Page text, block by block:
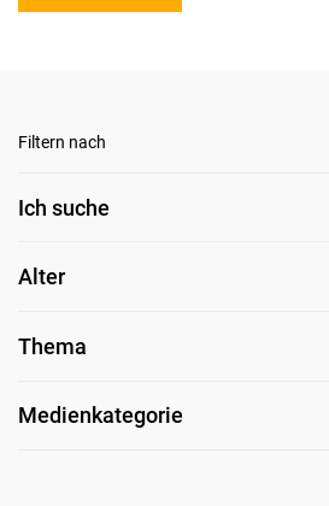
Filtern nach
Ich suche
Alter
Thema
Medienkategorie